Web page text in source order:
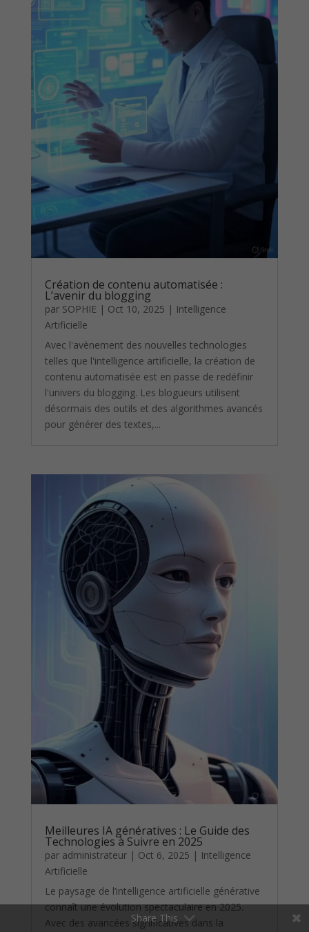
Création de contenu automatisée :
L’avenir du blogging
par SOPHIE| Oct 10, 2025 | Intelligence
Artificielle
Avec l'avènement des nouvelles technologies
telles que l'intelligence artificielle, la création de
contenu automatisée est en passe de redéfinir
l'univers du blogging. Les blogueurs utilisent
désormais des outils et des algorithmes avancés
pour générer des textes,...
Meilleures IA génératives : Le Guide des
Technologies à Suivre en 2025
par administrateur| Oct 6, 2025 | Intelligence
Artificielle
Le paysage de l’intelligence artificielle générative
connaît une évolution spectaculaire en 2025.
Avec des avancées significatives dans la
Share This